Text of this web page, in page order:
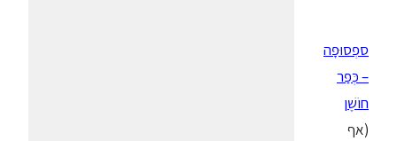
ספְסוּפָה
– כְּפַר
חוֹשֶׁן
(אף